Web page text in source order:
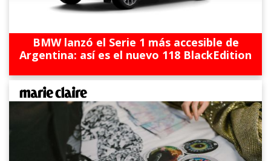
BMW lanzó el Serie 1 más accesible de
Argentina: así es el nuevo 118 BlackEdition